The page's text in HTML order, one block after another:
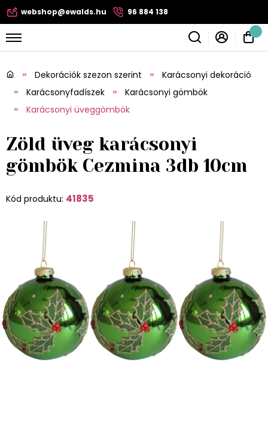
webshop@ewalds.hu 96 884 138
Dekorációk szezon szerint
Karácsonyi dekoráció
Karácsonyfadíszek
Karácsonyi gömbök
Karácsonyi üveggömbök
Zöld üveg karácsonyi
gömbök Cezmina 3db 10cm
Kód produktu: 41835